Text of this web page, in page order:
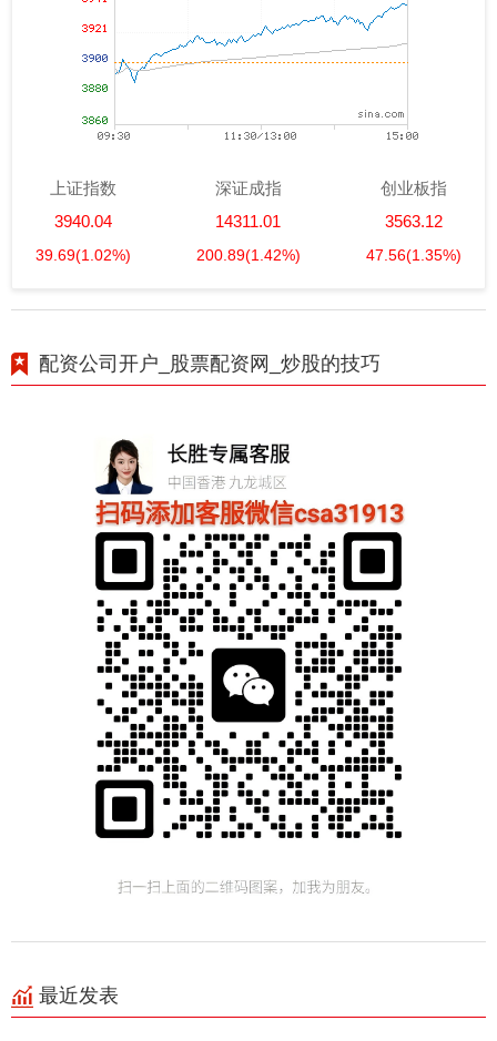
上证指数
3940.04
39.69(1.02%)
深证成指
14311.01
200.89(1.42%)
创业板指
3563.12
47.56(1.35%)
配资公司开户_股票配资网_炒股的技巧
最近发表